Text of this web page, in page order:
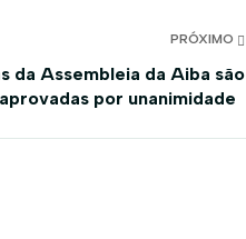
PRÓXIMO
da Assembleia da Aiba são
aprovadas por unanimidade